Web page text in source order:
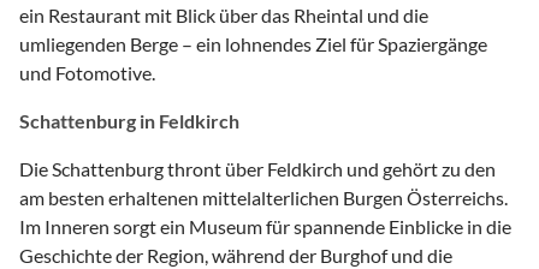
ein Restaurant mit Blick über das Rheintal und die
umliegenden Berge – ein lohnendes Ziel für Spaziergänge
und Fotomotive.
Schattenburg in Feldkirch
Die Schattenburg thront über Feldkirch und gehört zu den
am besten erhaltenen mittelalterlichen Burgen Österreichs.
Im Inneren sorgt ein Museum für spannende Einblicke in die
Geschichte der Region, während der Burghof und die